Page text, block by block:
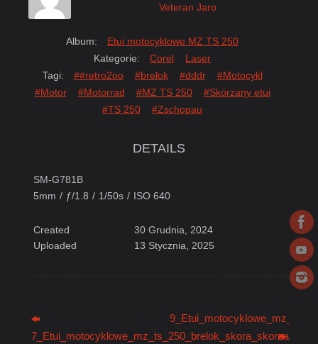
Veteran Jaro
Album:
Etui motocyklowe MZ TS 250
Kategorie:
Corel
Laser
Tagi:
##retro2oo #brelok #dddr
#Motocykl
#Motor
#Motorrad #MZ TS 250
#Skórzany etui
#TS 250
#Zschopau
DETAILS
SM-G781B
5mm / ƒ/1.8 / 1/50s / ISO 640
Created
30 Grudnia, 2024
Uploaded
13 Stycznia, 2025